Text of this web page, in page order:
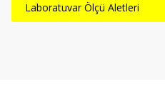
Laboratuvar Ölçü Aletleri